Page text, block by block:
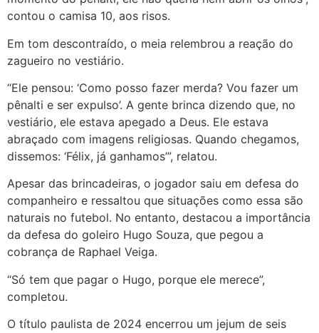
contou o camisa 10, aos risos.
Em tom descontraído, o meia relembrou a reação do
zagueiro no vestiário.
“Ele pensou: ‘Como posso fazer merda? Vou fazer um
pênalti e ser expulso’. A gente brinca dizendo que, no
vestiário, ele estava apegado a Deus. Ele estava
abraçado com imagens religiosas. Quando chegamos,
dissemos: ‘Félix, já ganhamos’”, relatou.
Apesar das brincadeiras, o jogador saiu em defesa do
companheiro e ressaltou que situações como essa são
naturais no futebol. No entanto, destacou a importância
da defesa do goleiro Hugo Souza, que pegou a
cobrança de Raphael Veiga.
“Só tem que pagar o Hugo, porque ele merece”,
completou.
O título paulista de 2024 encerrou um jejum de seis